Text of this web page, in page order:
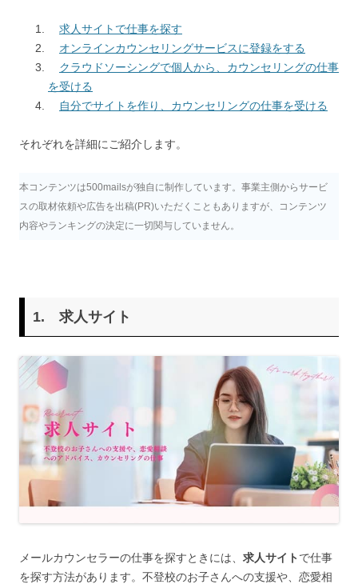
求人サイトで仕事を探す
オンラインカウンセリングサービスに登録をする
クラウドソーシングで個人から、カウンセリングの仕事
を受ける
自分でサイトを作り、カウンセリングの仕事を受ける
それぞれを詳細にご紹介します。
本コンテンツは500mailsが独自に制作しています。事業主側からサービ
スの取材依頼や広告を出稿(PR)いただくこともありますが、コンテンツ
内容やランキングの決定に一切関与していません。
1. 求人サイト
メールカウンセラーの仕事を探すときには、 求人サイト で仕事
を探す方法があります。不登校のお子さんへの支援や、恋愛相